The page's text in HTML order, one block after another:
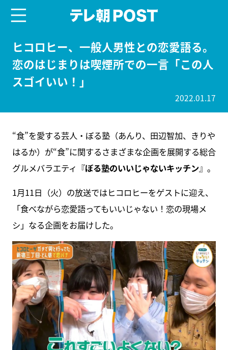
ヒコロヒー、一般人男性との恋愛語る。
恋のはじまりは喫煙所での一言「この人
スゴイいい！」
2022.01.17
“食”を愛する芸人・ぼる塾（あんり、田辺智加、きりや
はるか）が“食”に関するさまざまな企画を展開する総合
グルメバラエティ『ぼる塾のいいじゃないキッチン』。
1月11日（火）の放送ではヒコロヒーをゲストに迎え、
「食べながら恋愛語ってもいいじゃない！恋の現場メ
シ」なる企画をお届けした。